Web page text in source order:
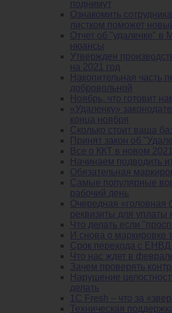
поднимут
Ознакомить
листком поможет
Отчет об "удаленке" в
нюансы
Утвержден
на 2021 год
Накопительная часть
добровольной
Ноябрь, что готовит
«Удаленку»
конца ноября
Сколько стоит ваша
Принят закон об
Все о ККТ в новом
Начинаем подводить
Обязательная
Самые популярные
рабочий день
Очередная «головная
реквизиты для уплаты
Что делать если
И снова о маркировке
Срок перехода с ЕНВД
Что нас ждет в
Зачем проверять
Нарушение
делать
1С Fresh – что за
Техническая